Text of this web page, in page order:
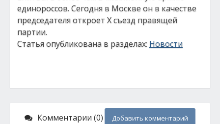
единороссов. Сегодня в Москве он в качестве
председателя откроет X съезд правящей
партии.
Статья опубликована в разделах: Новости
Комментарии (0) Добавить комментарий